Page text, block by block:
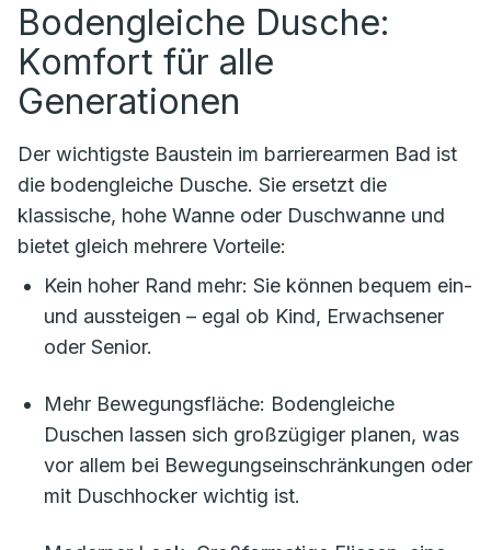
Bodengleiche Dusche:
Komfort für alle
Generationen
Der wichtigste Baustein im barrierearmen Bad ist
die bodengleiche Dusche. Sie ersetzt die
klassische, hohe Wanne oder Duschwanne und
bietet gleich mehrere Vorteile:
Kein hoher Rand mehr: Sie können bequem ein-
und aussteigen – egal ob Kind, Erwachsener
oder Senior.
Mehr Bewegungsfläche: Bodengleiche
Duschen lassen sich großzügiger planen, was
vor allem bei Bewegungseinschränkungen oder
mit Duschhocker wichtig ist.